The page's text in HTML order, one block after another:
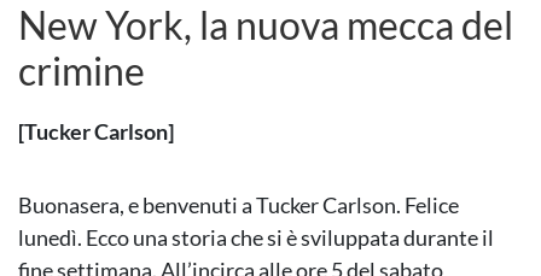
New York, la nuova mecca del
crimine
[Tucker Carlson]
Buonasera, e benvenuti a Tucker Carlson. Felice
lunedì. Ecco una storia che si è sviluppata durante il
fine settimana. All’incirca alle ore 5 del sabato